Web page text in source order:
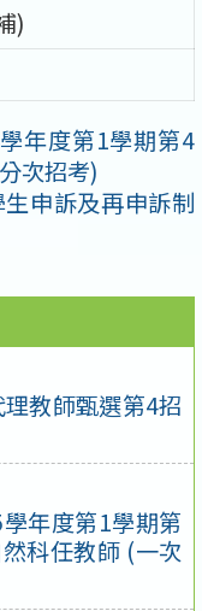
教師甄選第4招
年度第1學期第
科任教師 (一次
)
年度第1學期第4
次招考)
申訴及再申訴制